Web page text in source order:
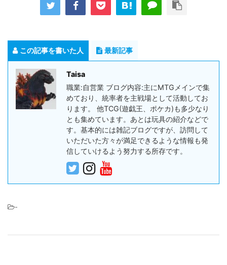
この記事を書いた人 最新記事
Taisa
職業:自営業 ブログ内容:主にMTGメインで集
めており、統率者を主戦場として活動してお
ります。 他TCG(遊戯王、ポケカ)も多少なり
とも集めています。あとは玩具の紹介などで
す。基本的には雑記ブログですが、訪問して
いただいた方々が満足できるような情報も発
信していけるよう努力する所存です。
-